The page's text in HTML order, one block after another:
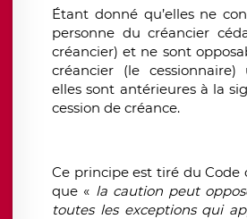
Étant donné qu’elles ne
personne du créancier
créancier) et ne sont
créancier (le
elles sont antérieures à la
cession de créance.
Ce principe est tiré du Code
que « la caution peut
toutes les exceptions qui